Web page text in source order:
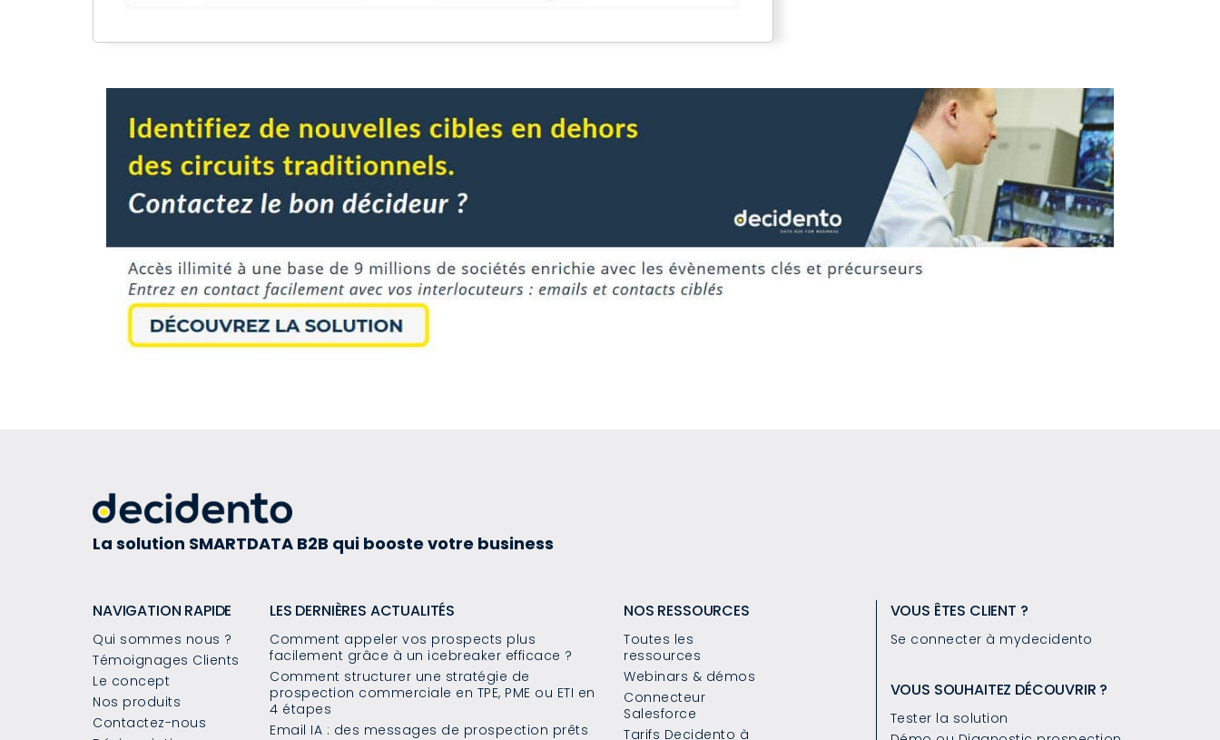
La solution SMARTDATA B2B qui booste votre business
NAVIGATION RAPIDE
Qui sommes nous ?
Témoignages Clients
Le concept
Nos produits
Contactez-nous
LES DERNIÈRES ACTUALITÉS
Comment appeler vos prospects plus
facilement grâce à un icebreaker efficace ?
Comment structurer une stratégie de
prospection commerciale en TPE, PME ou ETI en
4 étapes
Email IA : des messages de prospection prêts
NOS RESSOURCES
Toutes les
ressources
Webinars & démos
Connecteur
Salesforce
Tarifs Decidento à
VOUS ÊTES CLIENT ?
Se connecter à mydecidento
VOUS SOUHAITEZ DÉCOUVRIR ?
Tester la solution